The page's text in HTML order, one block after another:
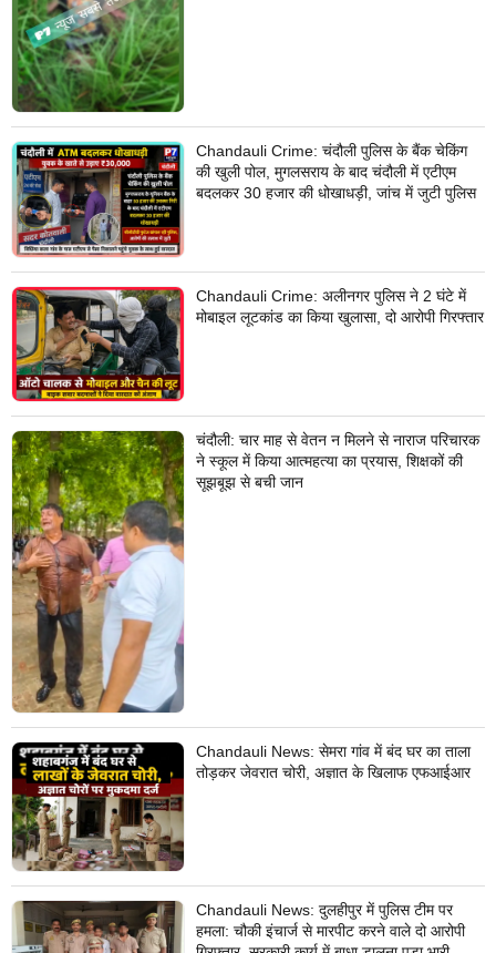
Chandauli Crime: चंदौली पुलिस के बैंक चेकिंग
की खुली पोल, मुगलसराय के बाद चंदौली में एटीएम
बदलकर 30 हजार की धोखाधड़ी, जांच में जुटी पुलिस
Chandauli Crime: अलीनगर पुलिस ने 2 घंटे में
मोबाइल लूटकांड का किया खुलासा, दो आरोपी गिरफ्तार
चंदौली: चार माह से वेतन न मिलने से नाराज परिचारक
ने स्कूल में किया आत्महत्या का प्रयास, शिक्षकों की
सूझबूझ से बची जान
Chandauli News: सेमरा गांव में बंद घर का ताला
तोड़कर जेवरात चोरी, अज्ञात के खिलाफ एफआईआर
Chandauli News: दुलहीपुर में पुलिस टीम पर
हमला: चौकी इंचार्ज से मारपीट करने वाले दो आरोपी